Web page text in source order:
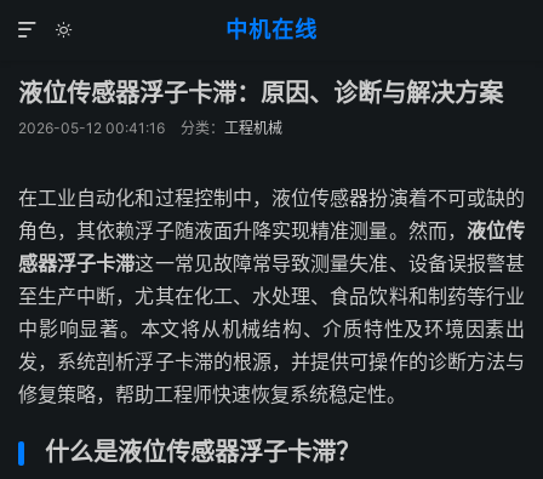
中机在线


液位传感器浮子卡滞：原因、诊断与解决方案
2026-05-12 00:41:16 分类： 工程机械
在工业自动化和过程控制中，液位传感器扮演着不可或缺的
角色，其依赖浮子随液面升降实现精准测量。然而， 液位传
感器浮子卡滞这一常见故障常导致测量失准、设备误报警甚
至生产中断，尤其在化工、水处理、食品饮料和制药等行业
中影响显著。本文将从机械结构、介质特性及环境因素出
发，系统剖析浮子卡滞的根源，并提供可操作的诊断方法与
修复策略，帮助工程师快速恢复系统稳定性。
什么是液位传感器浮子卡滞？